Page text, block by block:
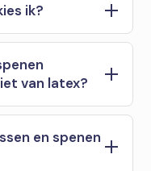
ik?
van latex?
en spenen